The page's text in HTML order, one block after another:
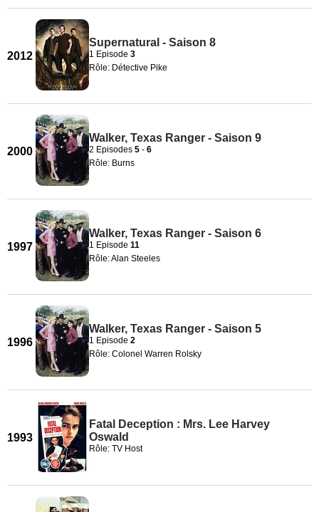
2012
Supernatural - Saison 8
1 Episode 3
Rôle: Détective Pike
2000
Walker, Texas Ranger - Saison 9
2 Episodes 5 - 6
Rôle: Burns
1997
Walker, Texas Ranger - Saison 6
1 Episode 11
Rôle: Alan Steeles
1996
Walker, Texas Ranger - Saison 5
1 Episode 2
Rôle: Colonel Warren Rolsky
1993
Fatal Deception : Mrs. Lee Harvey
Oswald
Rôle: TV Host